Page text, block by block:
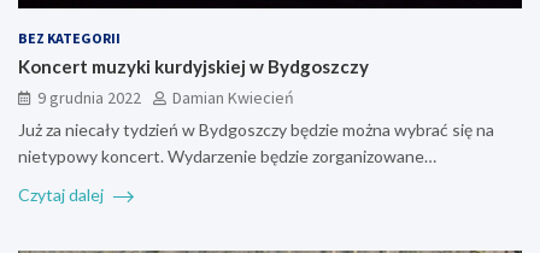
BEZ KATEGORII
Koncert muzyki kurdyjskiej w Bydgoszczy
9 grudnia 2022
Damian Kwiecień
Już za niecały tydzień w Bydgoszczy będzie można wybrać się na
nietypowy koncert. Wydarzenie będzie zorganizowane…
Czytaj dalej